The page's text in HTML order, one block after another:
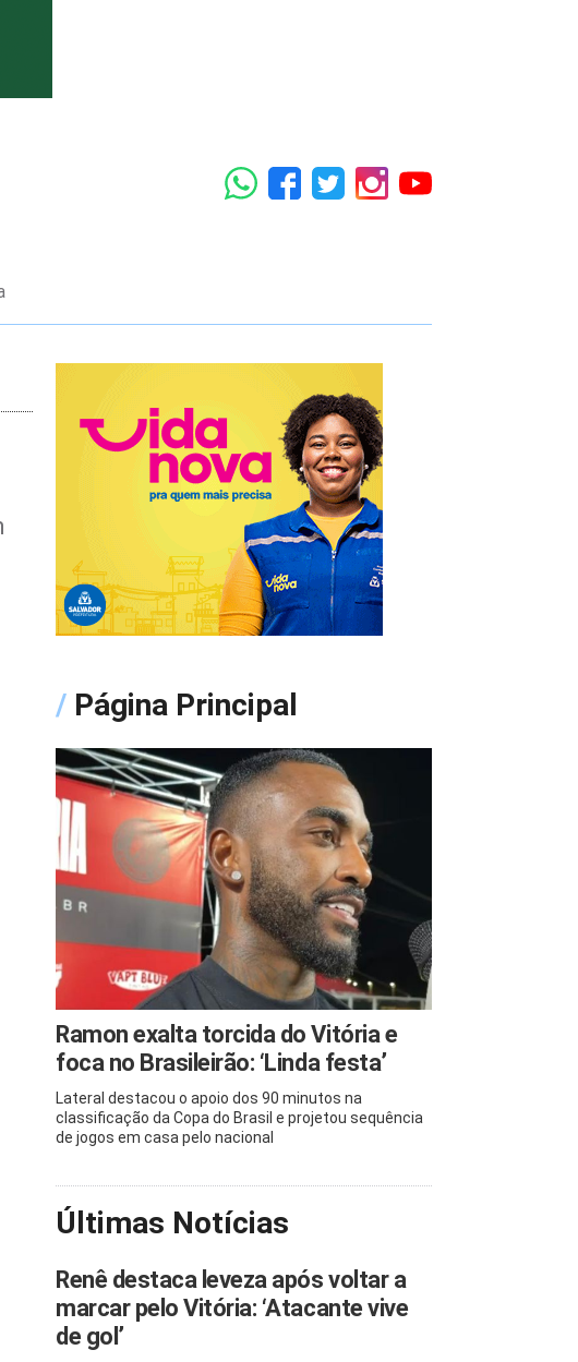
/ Página Principal
Ramon exalta torcida do Vitória e
foca no Brasileirão: ‘Linda festa’
Lateral destacou o apoio dos 90 minutos na
classificação da Copa do Brasil e projetou sequência
de jogos em casa pelo nacional
Últimas Notícias
Renê destaca leveza após voltar a
marcar pelo Vitória: ‘Atacante vive
de gol’